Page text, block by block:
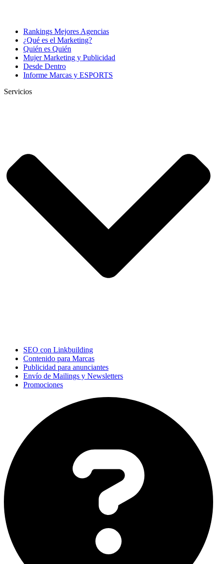
Rankings Mejores Agencias
¿Qué es el Marketing?
Quién es Quién
Mujer Marketing y Publicidad
Desde Dentro
Informe Marcas y ESPORTS
Servicios
SEO con Linkbuilding
Contenido para Marcas
Publicidad para anunciantes
Envío de Mailings y Newsletters
Promociones